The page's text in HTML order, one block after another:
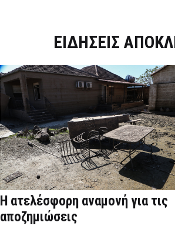
ΕΙΔΗΣΕΙΣ
Η ατελέσφορη αναμονή για τις
αποζημιώσεις